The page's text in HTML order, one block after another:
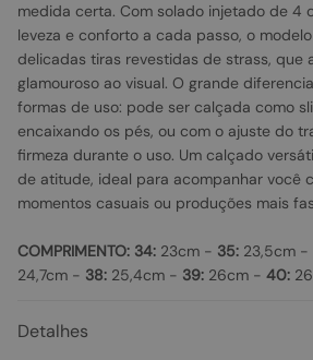
medida certa. Com solado injetado de 4
leveza e conforto a cada passo, o
delicadas tiras revestidas de strass, que
glamouroso ao visual. O grande
formas de uso: pode ser calçada como
encaixando os pés, ou com o ajuste do
firmeza durante o uso. Um calçado
de atitude, ideal para acompanhar você
momentos casuais ou produções mais
COMPRIMENTO: 34: 23cm - 35: 23,5cm -
24,7cm - 38: 25,4cm - 39: 26cm - 40:
Detalhes